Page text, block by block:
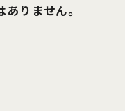
りません。